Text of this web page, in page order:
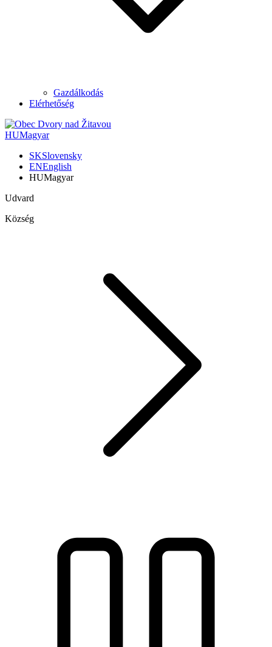
Gazdálkodás
Elérhetőség
HUMagyar
SKSlovensky
ENEnglish
HUMagyar
Udvard
Község